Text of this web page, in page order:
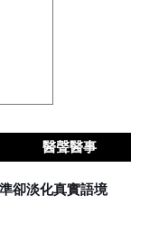
醫聲醫事
卻淡化真實語境